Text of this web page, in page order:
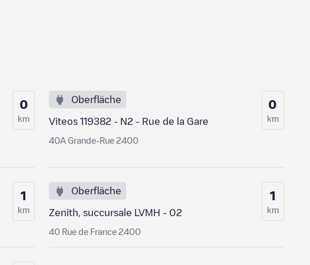
0
km
Oberfläche
Viteos 119382 - N2 - Rue de la Gare
40A Grande-Rue 2400
0
km
1
km
Oberfläche
Zenith, succursale LVMH - 02
40 Rue de France 2400
1
km